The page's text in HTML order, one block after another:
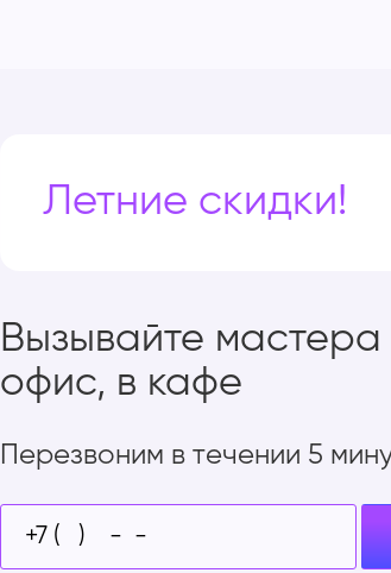
Летние скидки!
Вызывайте
офис, в кафе
Перезвоним в течении 5